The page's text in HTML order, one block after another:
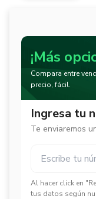
¡Más
Compara entre
precio, fácil.
Ingresa tu
Te enviaremos
Al hacer click en
tus datos según